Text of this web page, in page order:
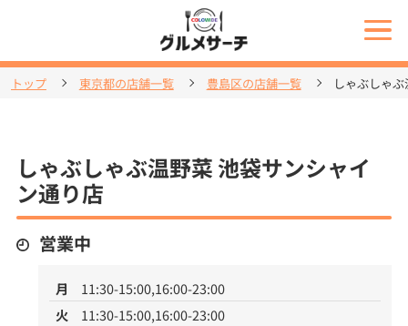
トップ 東京都の店舗一覧 豊島区の店舗一覧 しゃぶしゃ
しゃぶしゃぶ温野菜 池袋サンシャイ
ン通り店
営業中
月
11:30-15:00,16:00-23:00
火
11:30-15:00,16:00-23:00